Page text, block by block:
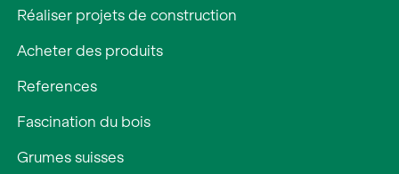
Réaliser projets de construction
Acheter des produits
References
Fascination du bois
Grumes suisses